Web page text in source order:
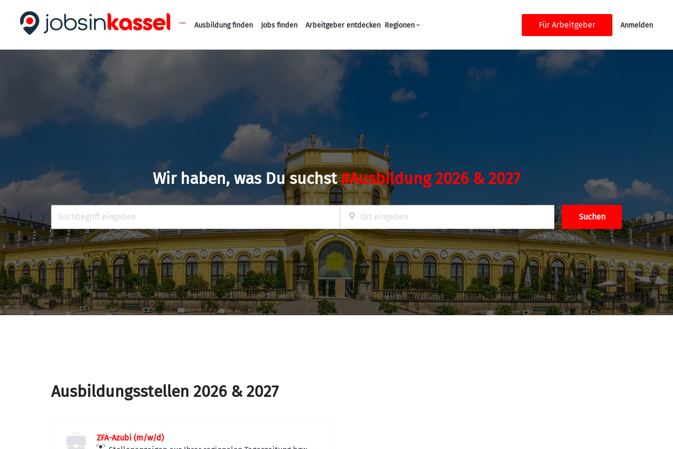
Haupt-Navigation
Ausbildung finden Jobs finden Arbeitgeber entdecken Regionen Für Arbeitgeber Anmelden
Wir haben, was Du suchst#Ausbildung 2026 & 2027
Suchen
Ausbildungsstellen 2026 & 2027
ZFA-Azubi (m/w/d)